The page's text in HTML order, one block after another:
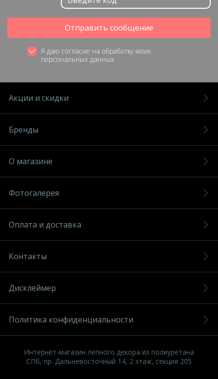
Отправить сообщение
Я даю согласие на обработку моих
персональных данных
Акции и скидки
Бренды
О магазине
Фотогалерея
Оплата и доставка
Контакты
Дисклеймер
Политика конфиденциальности
Интернет-магазин лепного декора из полиуретана
СПб, пр. Дальневосточный 14, 2 этаж, секция 205